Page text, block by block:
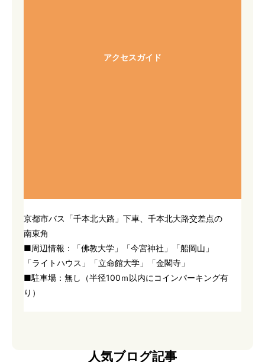
アクセスガイド
京都市バス「千本北大路」下車、千本北大路交差点の
南東角
■周辺情報：「佛教大学」「今宮神社」「船岡山」
「ライトハウス」「立命館大学」「金閣寺」
■駐車場：無し（半径100ｍ以内にコインパーキング有
り）
人気ブログ記事